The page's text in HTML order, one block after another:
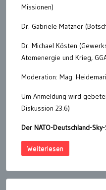
Missionen)
Dr. Gabriele Matzner
Dr. Michael Kösten
Atomenergie und Krieg,
Moderation: Mag.
Um Anmeldung wird
Diskussion 23.6)
Der NATO-Deutschland-
Weiterlesen